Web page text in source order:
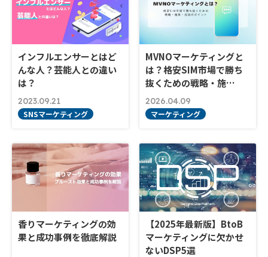
インフルエンサーとはど
んな人？芸能人との違い
は？
2023.09.21
SNSマーケティング
MVNOマーケティングと
は？格安SIM市場で勝ち
抜くための戦略・施…
2026.04.09
マーケティング
香りマーケティングの効
果と成功事例を徹底解説
【2025年最新版】BtoB
マーケティングに欠かせ
ないDSP5選